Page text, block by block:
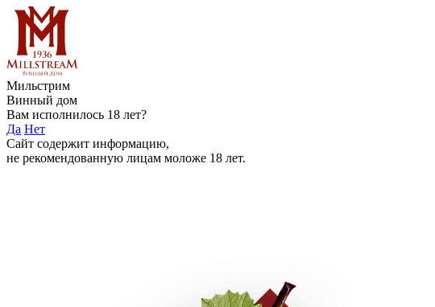
Мильстрим
Винный дом
Вам исполнилось 18 лет?
Да Нет
Сайт содержит информацию,
не рекомендованную лицам моложе 18 лет.